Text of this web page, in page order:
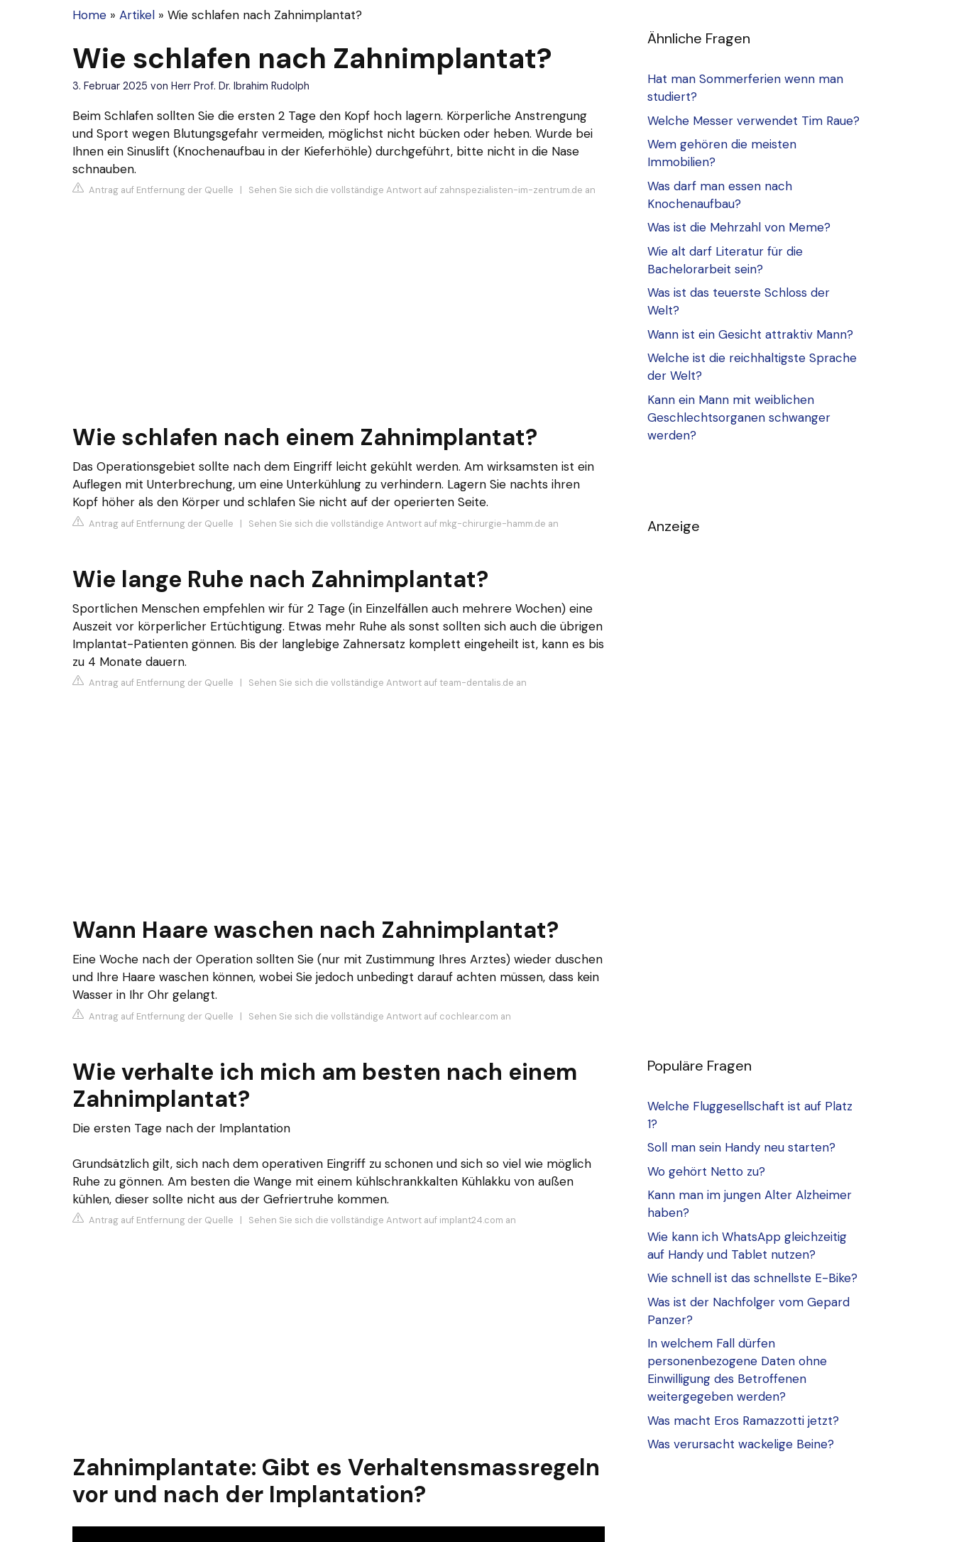
Home » Artikel » Wie schlafen nach Zahnimplantat?
Wie schlafen nach Zahnimplantat?
3. Februar 2025 von Herr Prof. Dr. Ibrahim Rudolph
Beim Schlafen sollten Sie die ersten 2 Tage den Kopf hoch lagern. Körperliche Anstrengung
und Sport wegen Blutungsgefahr vermeiden, möglichst nicht bücken oder heben. Wurde bei
Ihnen ein Sinuslift (Knochenaufbau in der Kieferhöhle) durchgeführt, bitte nicht in die Nase
schnauben.
Antrag auf Entfernung der Quelle | Sehen Sie sich die vollständige Antwort auf zahnspezialisten-im-zentrum.de an
Wie schlafen nach einem Zahnimplantat?
Das Operationsgebiet sollte nach dem Eingriff leicht gekühlt werden. Am wirksamsten ist ein
Auflegen mit Unterbrechung, um eine Unterkühlung zu verhindern. Lagern Sie nachts ihren
Kopf höher als den Körper und schlafen Sie nicht auf der operierten Seite.
Antrag auf Entfernung der Quelle | Sehen Sie sich die vollständige Antwort auf mkg-chirurgie-hamm.de an
Wie lange Ruhe nach Zahnimplantat?
Sportlichen Menschen empfehlen wir für 2 Tage (in Einzelfällen auch mehrere Wochen) eine
Auszeit vor körperlicher Ertüchtigung. Etwas mehr Ruhe als sonst sollten sich auch die übrigen
Implantat-Patienten gönnen. Bis der langlebige Zahnersatz komplett eingeheilt ist, kann es bis
zu 4 Monate dauern.
Antrag auf Entfernung der Quelle | Sehen Sie sich die vollständige Antwort auf team-dentalis.de an
Wann Haare waschen nach Zahnimplantat?
Eine Woche nach der Operation sollten Sie (nur mit Zustimmung Ihres Arztes) wieder duschen
und Ihre Haare waschen können, wobei Sie jedoch unbedingt darauf achten müssen, dass kein
Wasser in Ihr Ohr gelangt.
Antrag auf Entfernung der Quelle | Sehen Sie sich die vollständige Antwort auf cochlear.com an
Wie verhalte ich mich am besten nach einem
Zahnimplantat?
Die ersten Tage nach der Implantation
Grundsätzlich gilt, sich nach dem operativen Eingriff zu schonen und sich so viel wie möglich
Ruhe zu gönnen. Am besten die Wange mit einem kühlschrankkalten Kühlakku von außen
kühlen, dieser sollte nicht aus der Gefriertruhe kommen.
Antrag auf Entfernung der Quelle | Sehen Sie sich die vollständige Antwort auf implant24.com an
Zahnimplantate: Gibt es Verhaltensmassregeln
vor und nach der Implantation?
Ähnliche Fragen
Hat man Sommerferien wenn man
studiert?
Welche Messer verwendet Tim Raue?
Wem gehören die meisten
Immobilien?
Was darf man essen nach
Knochenaufbau?
Was ist die Mehrzahl von Meme?
Wie alt darf Literatur für die
Bachelorarbeit sein?
Was ist das teuerste Schloss der
Welt?
Wann ist ein Gesicht attraktiv Mann?
Welche ist die reichhaltigste Sprache
der Welt?
Kann ein Mann mit weiblichen
Geschlechtsorganen schwanger
werden?
Anzeige
Populäre Fragen
Welche Fluggesellschaft ist auf Platz
1?
Soll man sein Handy neu starten?
Wo gehört Netto zu?
Kann man im jungen Alter Alzheimer
haben?
Wie kann ich WhatsApp gleichzeitig
auf Handy und Tablet nutzen?
Wie schnell ist das schnellste E-Bike?
Was ist der Nachfolger vom Gepard
Panzer?
In welchem Fall dürfen
personenbezogene Daten ohne
Einwilligung des Betroffenen
weitergegeben werden?
Was macht Eros Ramazzotti jetzt?
Was verursacht wackelige Beine?